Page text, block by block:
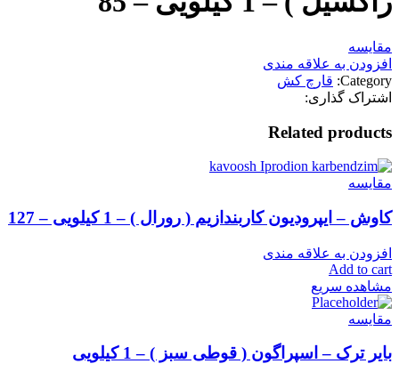
مقایسه
افزودن به علاقه مندی
Category: قارچ کش
اشتراک گذاری:
Related products
مقایسه
کاوش – ایپرودیون کاربندازیم ( رورال ) – 1 کیلویی – 127
افزودن به علاقه مندی
Add to cart
مشاهده سریع
مقایسه
بایر ترک – اسپراگون ( قوطی سبز ) – 1 کیلویی